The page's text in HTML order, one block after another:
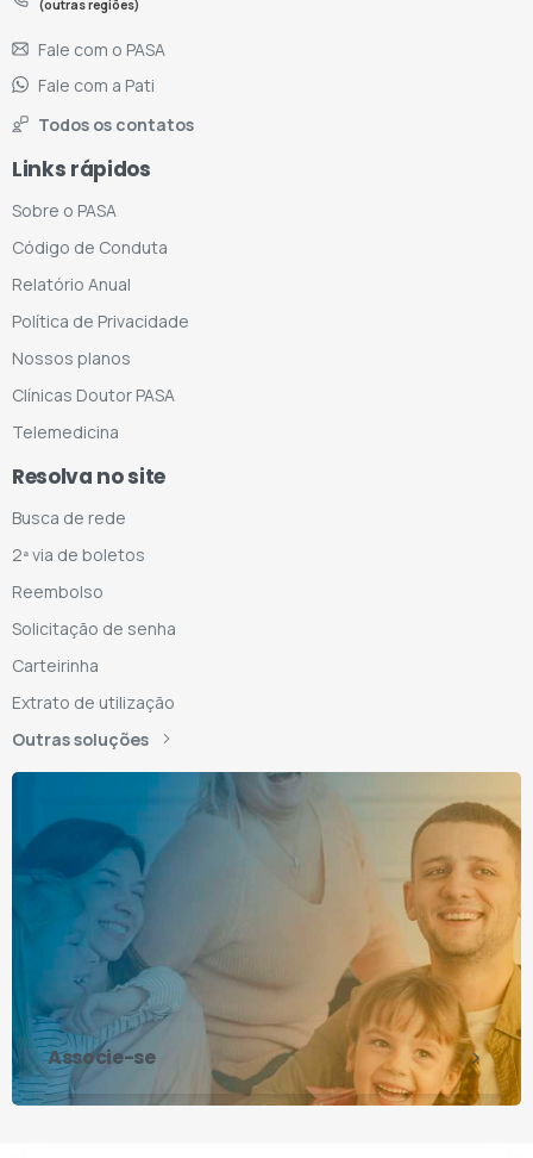
(outras regiões)
Fale com o PASA
Fale com a Pati
Todos os contatos
Links rápidos
Sobre o PASA
Código de Conduta
Relatório Anual
Política de Privacidade
Nossos planos
Clínicas Doutor PASA
Telemedicina
Resolva no site
Busca de rede
2ª via de boletos
Reembolso
Solicitação de senha
Carteirinha
Extrato de utilização
Outras soluções
Associe-se